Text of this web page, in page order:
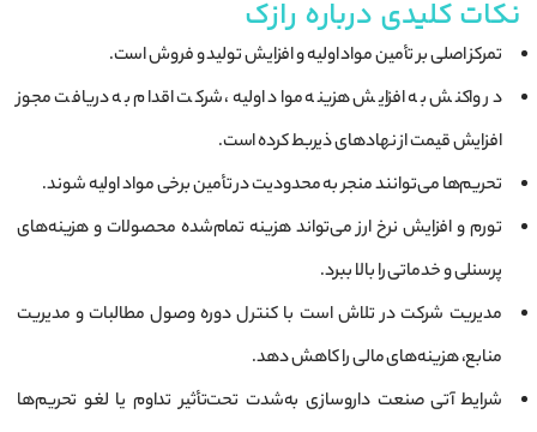
نکات کلیدی درباره رازک
تمرکز اصلی بر تأمین مواد اولیه و افزایش تولید و فروش است.
در واکنش به افزایش هزینه مواد اولیه، شرکت اقدام به دریافت مجوز
افزایش قیمت از نهادهای ذیربط کرده است.
تحریم‌ها می‌توانند منجر به محدودیت در تأمین برخی مواد اولیه شوند.
تورم و افزایش نرخ ارز می‌تواند هزینه تمام‌شده محصولات و هزینه‌های
پرسنلی و خدماتی را بالا ببرد.
مدیریت شرکت در تلاش است با کنترل دوره وصول مطالبات و مدیریت
منابع، هزینه‌های مالی را کاهش دهد.
شرایط آتی صنعت داروسازی به‌شدت تحت‌تأثیر تداوم یا لغو تحریم‌ها